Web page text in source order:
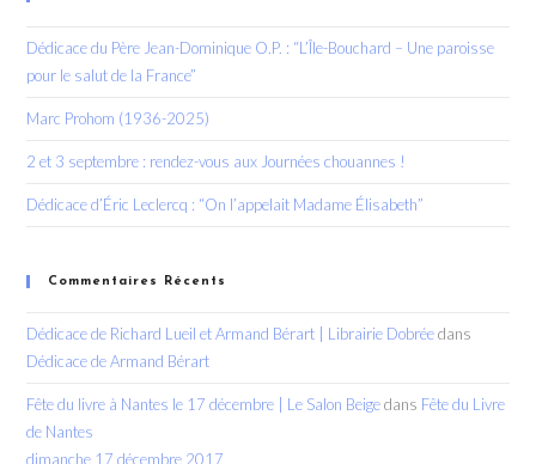
Dédicace du Père Jean-Dominique O.P. : “L’Île-Bouchard – Une paroisse
pour le salut de la France”
Marc Prohom (1936-2025)
2 et 3 septembre : rendez-vous aux Journées chouannes !
Dédicace d’Éric Leclercq : “On l’appelait Madame Élisabeth”
Commentaires Récents
Dédicace de Richard Lueil et Armand Bérart | Librairie Dobréedans
Dédicace de Armand Bérart
Fête du livre à Nantes le 17 décembre | Le Salon Beigedans Fête du Livre
de Nantes
dimanche 17 décembre 2017